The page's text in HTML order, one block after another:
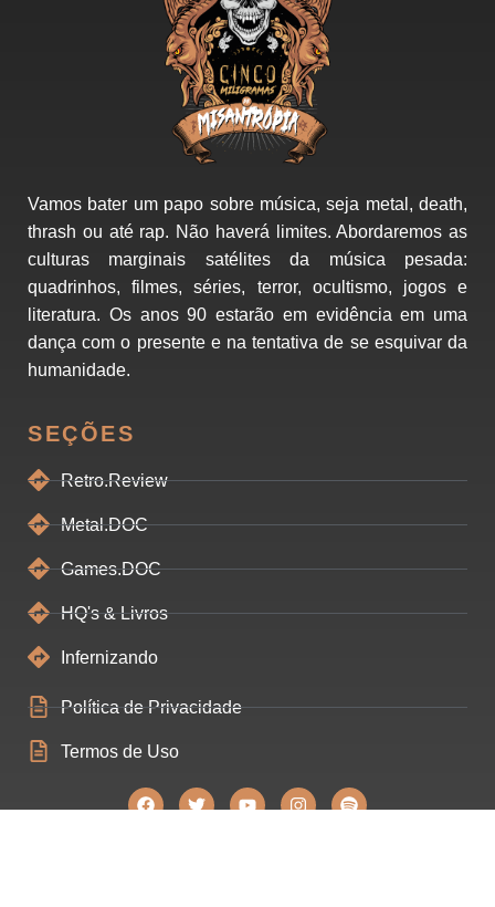
Vamos bater um papo sobre música, seja metal, death,
thrash ou até rap. Não haverá limites. Abordaremos as
culturas marginais satélites da música pesada:
quadrinhos, filmes, séries, terror, ocultismo, jogos e
literatura. Os anos 90 estarão em evidência em uma
dança com o presente e na tentativa de se esquivar da
humanidade.
SEÇÕES
Retro.Review
Metal.DOC
Games.DOC
HQ's & Livros
Infernizando
Política de Privacidade
Termos de Uso